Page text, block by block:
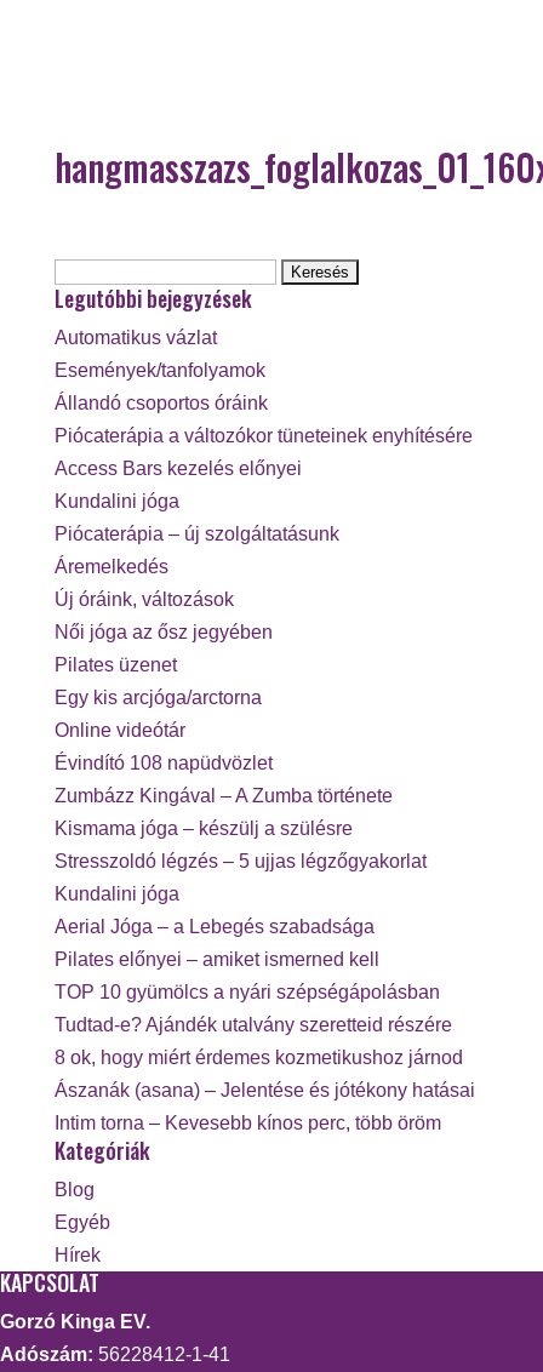
Legutóbbi bejegyzések
Automatikus vázlat
Események/tanfolyamok
Állandó csoportos óráink
Piócaterápia a változókor tüneteinek enyhítésére
Access Bars kezelés előnyei
Kundalini jóga
Piócaterápia – új szolgáltatásunk
Áremelkedés
Új óráink, változások
Női jóga az ősz jegyében
Pilates üzenet
Egy kis arcjóga/arctorna
Online videótár
Évindító 108 napüdvözlet
Zumbázz Kingával – A Zumba története
Kismama jóga – készülj a szülésre
Stresszoldó légzés – 5 ujjas légzőgyakorlat
Kundalini jóga
Aerial Jóga – a Lebegés szabadsága
Pilates előnyei – amiket ismerned kell
TOP 10 gyümölcs a nyári szépségápolásban
Tudtad-e? Ajándék utalvány szeretteid részére
8 ok, hogy miért érdemes kozmetikushoz járnod
Ászanák (asana) – Jelentése és jótékony hatásai
Intim torna – Kevesebb kínos perc, több öröm
Kategóriák
Blog
Egyéb
Hírek
KAPCSOLAT
Gorzó Kinga EV.
Adószám: 56228412-1-41